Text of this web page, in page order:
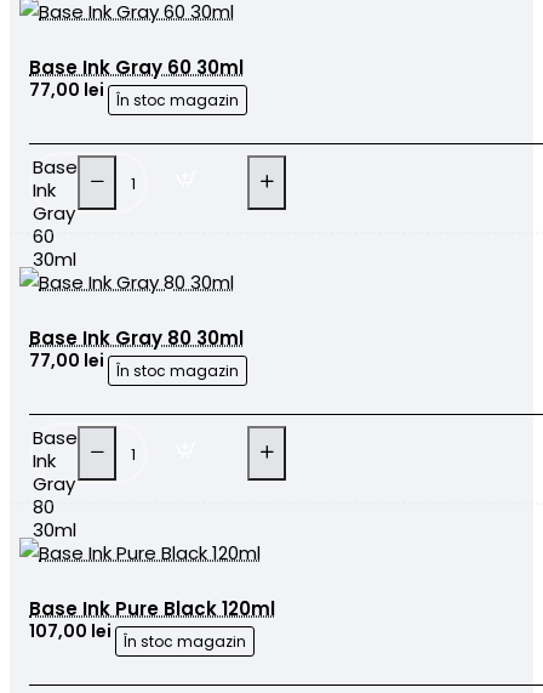
Base Ink Gray 60 30ml
În stoc magazin
77,00 lei
Base
Ink
Gray
60
30ml
Base Ink Gray 80 30ml
În stoc magazin
77,00 lei
Base
Ink
Gray
80
30ml
Base Ink Pure Black 120ml
În stoc magazin
107,00 lei